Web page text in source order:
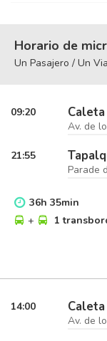
Horario de
Un Pasajero / Un
09:20
Av. de
21:55
Parade
36h 35min
+
1
14:00
Av. de